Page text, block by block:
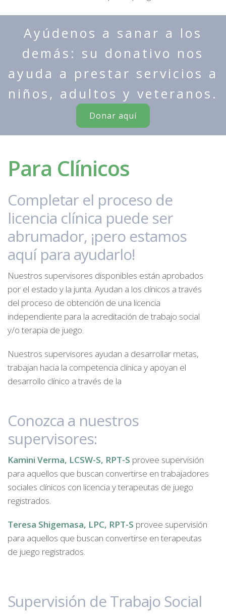
Ayúdenos a sanar a los
demás: su donativo nos
ayuda a prestar servicios a
niños, adultos y veteranos.
Donar aquí
Para Clínicos
Completar el proceso de
licencia clínica puede ser
abrumador, ¡pero estamos
aquí para ayudarlo!
Nuestros supervisores disponibles están aprobados
por el estado y la junta. Ayudan a los clínicos a través
del proceso de obtención de una licencia
independiente para la acreditación de trabajo social
y/o terapia de juego.
Nuestros supervisores ayudan a desarrollar metas,
trabajan hacia la competencia clínica y apoyan el
desarrollo clínico a través de la
Conozca a nuestros
supervisores:
Kamini Verma, LCSW-S, RPT-S provee supervisión
para aquellos que buscan convertirse en trabajadores
sociales clínicos con licencia y terapeutas de juego
registrados.
Teresa Shigemasa, LPC, RPT-S provee supervisión
para aquellos que buscan convertirse en terapeutas
de juego registrados.
Supervisión de Trabajo Social